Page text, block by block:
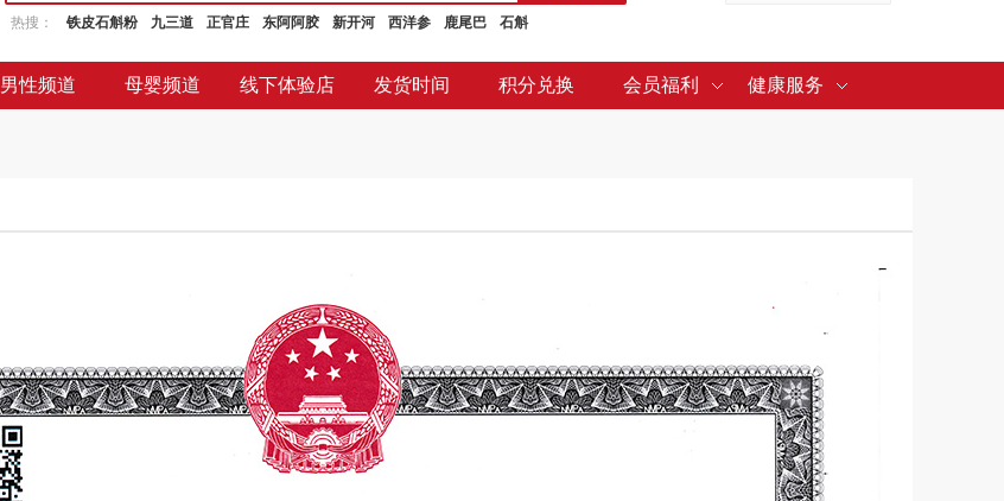
热搜： 铁皮石斛粉 九三道 正官庄 东阿阿胶 新开河 西洋参 鹿尾巴 石斛
男性频道 母婴频道 线下体验店 发货时间 积分兑换 会员福利 健康服务